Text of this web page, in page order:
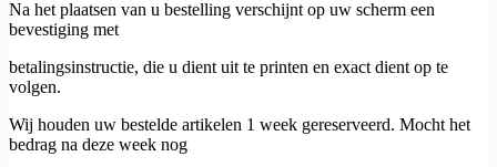
Na het plaatsen van u bestelling verschijnt op uw scherm een
bevestiging met
betalingsinstructie, die u dient uit te printen en exact dient op te
volgen.
Wij houden uw bestelde artikelen 1 week gereserveerd. Mocht het
bedrag na deze week nog